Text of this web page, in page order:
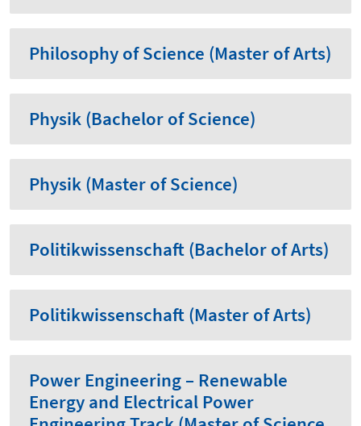
Philosophy of Science (Master of Arts)
Physik (Bachelor of Science)
Physik (Master of Science)
Politikwissenschaft (Bachelor of Arts)
Politikwissenschaft (Master of Arts)
Power Engineering – Renewable
Energy and Electrical Power